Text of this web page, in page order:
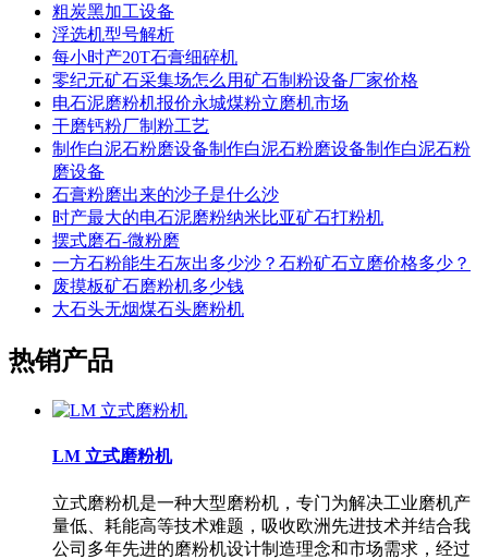
粗炭黑加工设备
浮选机型号解析
每小时产20T石膏细碎机
零纪元矿石采集场怎么用矿石制粉设备厂家价格
电石泥磨粉机报价永城煤粉立磨机市场
干磨钙粉厂制粉工艺
制作白泥石粉磨设备制作白泥石粉磨设备制作白泥石粉
磨设备
石膏粉磨出来的沙子是什么沙
时产最大的电石泥磨粉纳米比亚矿石打粉机
摆式磨石-微粉磨
一方石粉能生石灰出多少沙？石粉矿石立磨价格多少？
废摸板矿石磨粉机多少钱
大石头无烟煤石头磨粉机
热销产品
LM 立式磨粉机
立式磨粉机是一种大型磨粉机，专门为解决工业磨机产
量低、耗能高等技术难题，吸收欧洲先进技术并结合我
公司多年先进的磨粉机设计制造理念和市场需求，经过